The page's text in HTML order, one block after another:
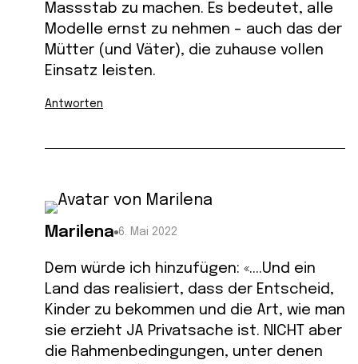
Massstab zu machen. Es bedeutet, alle
Modelle ernst zu nehmen – auch das der
Mütter (und Väter), die zuhause vollen
Einsatz leisten.
Antworten
Marilena 6. Mai 2022
Dem würde ich hinzufügen: «….Und ein
Land das realisiert, dass der Entscheid,
Kinder zu bekommen und die Art, wie man
sie erzieht JA Privatsache ist. NICHT aber
die Rahmenbedingungen, unter denen